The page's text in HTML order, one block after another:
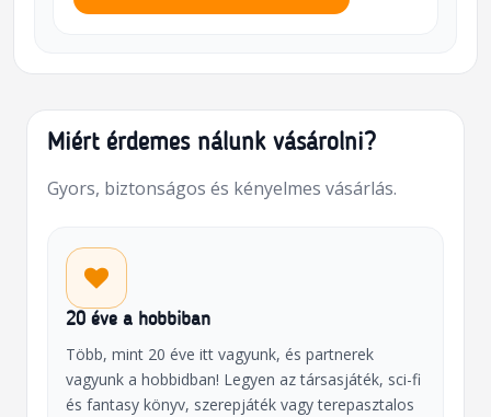
Miért érdemes nálunk vásárolni?
Gyors, biztonságos és kényelmes vásárlás.
20 éve a hobbiban
Több, mint 20 éve itt vagyunk, és partnerek
vagyunk a hobbidban! Legyen az társasjáték, sci-fi
és fantasy könyv, szerepjáték vagy terepasztalos